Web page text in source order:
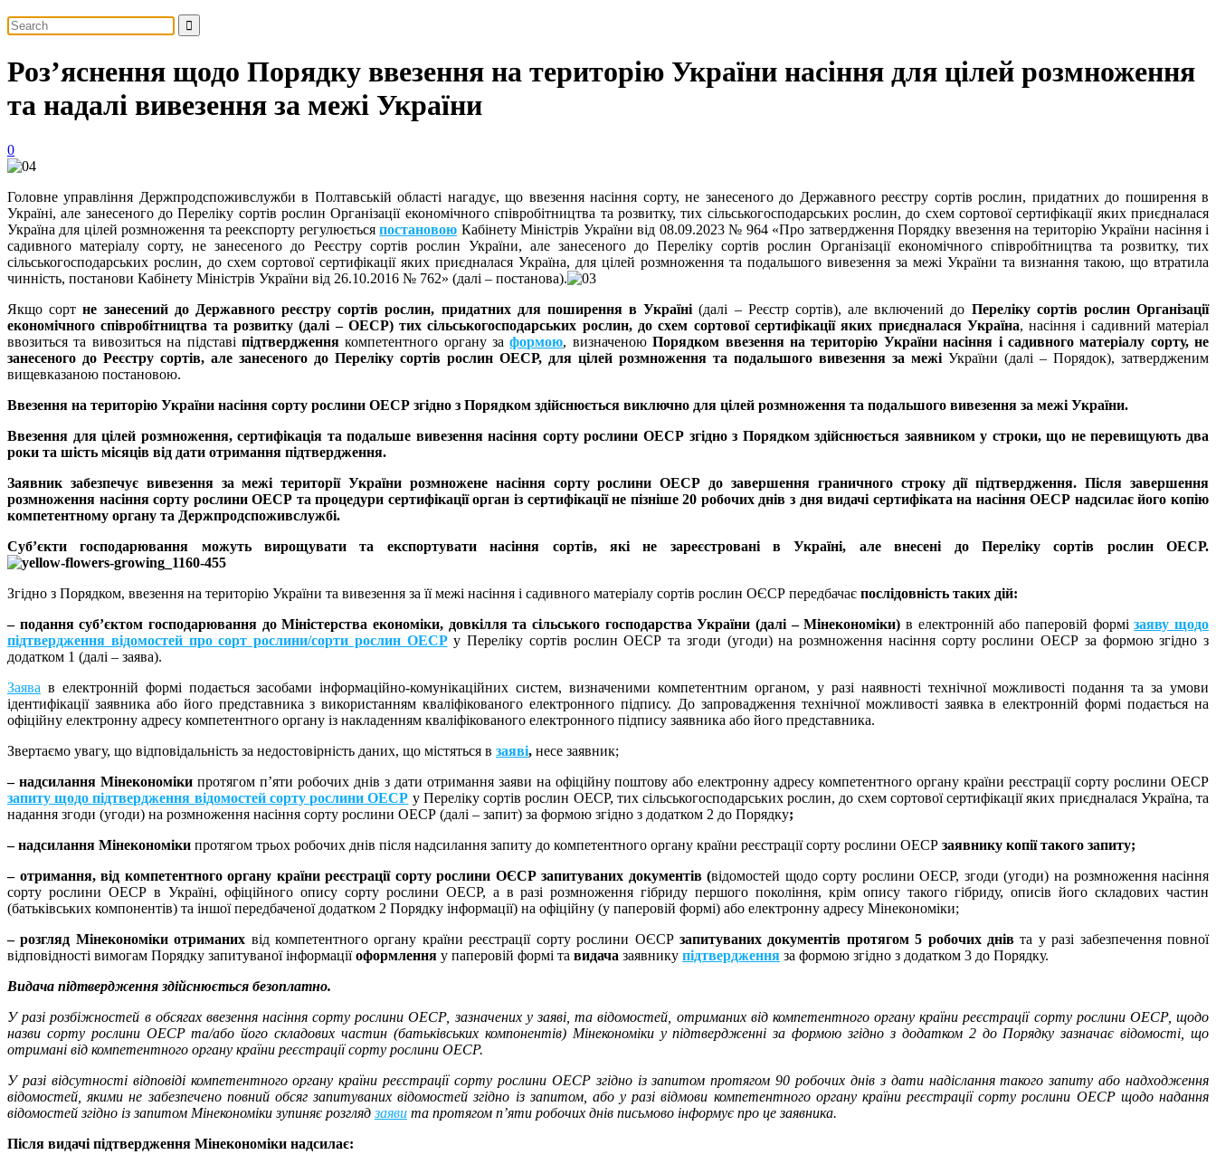
Роз’яснення щодо Порядку ввезення на територію України насіння для цілей розмноження
та надалі вивезення за межі України
0
Головне управління Держпродспоживслужби в Полтавській області нагадує, що ввезення насіння cорту, не занесеного до Державного реєстру сортів рослин, придатних до поширення в
Україні, але занесеного до Переліку сортів рослин Організації економічного співробітництва та розвитку, тих сільськогосподарських рослин, до схем сортової сертифікації яких приєдналася
Україна для цілей розмноження та реекспорту регулюєтьсяпостановою Кабінету Міністрів України від 08.09.2023 № 964 «Про затвердження Порядку ввезення на територію України насіння і
садивного матеріалу сорту, не занесеного до Реєстру сортів рослин України, але занесеного до Переліку сортів рослин Організації економічного співробітництва та розвитку, тих
сільськогосподарських рослин, до схем сортової сертифікації яких приєдналася Україна, для цілей розмноження та подальшого вивезення за межі України та визнання такою, що втратила
чинність, постанови Кабінету Міністрів України від 26.10.2016 № 762» (далі – постанова).
Якщо сортне занесений до Державного реєстру сортів рослин, придатних для поширення в Україні(далі – Реєстр сортів), але включений до Переліку сортів рослин Організації
економічного співробітництва та розвитку (далі – ОЕСР) тих сільськогосподарських рослин, до схем сортової сертифікації яких приєдналася Україна, насіння і садивний матеріал
ввозиться та вивозиться на підставі підтвердженнякомпетентного органу заформою, визначеноюПорядком ввезення на територію України насіння і садивного матеріалу сорту, не
занесеного до Реєстру сортів, але занесеного до Переліку сортів рослин ОЕСР, для цілей розмноження та подальшого вивезення за межі України (далі – Порядок), затвердженим
вищевказаною постановою.
Ввезення на територію України насіння сорту рослини ОЕСР згідно з Порядком здійснюється виключно для цілей розмноження та подальшого вивезення за межі України.
Ввезення для цілей розмноження, сертифікація та подальше вивезення насіння сорту рослини ОЕСР згідно з Порядком здійснюється заявником у строки, що не перевищують два
роки та шість місяців від дати отримання підтвердження.
Заявник забезпечує вивезення за межі території України розмножене насіння сорту рослини ОЕСР до завершення граничного строку дії підтвердження. Після завершення
розмноження насіння сорту рослини ОЕСР та процедури сертифікації орган із сертифікації не пізніше 20 робочих днів з дня видачі сертифіката на насіння ОЕСР надсилає його копію
компетентному органу та Держпродспоживслужбі.
Суб’єкти господарювання можуть вирощувати та експортувати насіння сортів, які не зареєстровані в Україні, але внесені до Переліку сортів рослин ОЕСР.
Згідно з Порядком, ввезення на територію України та вивезення за її межі насіння і садивного матеріалу сортів рослин ОЄСР передбачає послідовність таких дій:
– подання суб’єктом господарювання до Міністерства економіки, довкілля та сільського господарства України (далі – Мінекономіки) в електронній або паперовій формізаяву щодо
підтвердження відомостей про сорт рослини/сорти рослин ОЕСРу Переліку сортів рослин ОЕСР та згоди (угоди) на розмноження насіння сорту рослини ОЕСР за формою згідно з
додатком 1 (далі – заява).
Заява в електронній формі подається засобами інформаційно-комунікаційних систем, визначеними компетентним органом, у разі наявності технічної можливості подання та за умови
ідентифікації заявника або його представника з використанням кваліфікованого електронного підпису. До запровадження технічної можливості заявка в електронній формі подається на
офіційну електронну адресу компетентного органу із накладенням кваліфікованого електронного підпису заявника або його представника.
Звертаємо увагу, що відповідальність за недостовірність даних, що містяться в заяві, несе заявник;
– надсилання Мінекономікипротягом п’яти робочих днів з дати отримання заяви на офіційну поштову або електронну адресу компетентного органу країни реєстрації сорту рослини ОЕСР
запиту щодо підтвердження відомостей сорту рослини ОЕСР у Переліку сортів рослин ОЕСР, тих сільськогосподарських рослин, до схем сортової сертифікації яких приєдналася Україна, та
надання згоди (угоди) на розмноження насіння сорту рослини ОЕСР (далі – запит) за формою згідно з додатком 2 до Порядку;
–надсилання Мінекономіки протягом трьох робочих днів після надсилання запиту до компетентного органу країни реєстрації сорту рослини ОЕСР заявнику копії такого запиту;
– отримання, від компетентного органу країни реєстрації сорту рослини ОЄСР запитуваних документів (відомостей щодо сорту рослини ОЕСР, згоди (угоди) на розмноження насіння
сорту рослини ОЕСР в Україні, офіційного опису сорту рослини ОЕСР, а в разі розмноження гібриду першого покоління, крім опису такого гібриду, описів його складових частин
(батьківських компонентів) та іншої передбаченої додатком 2 Порядку інформації) на офіційну (у паперовій формі) або електронну адресу Мінекономіки;
–розгляд Мінекономіки отриманих від компетентного органу країни реєстрації сорту рослини ОЄСР запитуваних документів протягом 5 робочих днівта у разі забезпечення повної
відповідності вимогам Порядку запитуваної інформаціїоформлення у паперовій формі та видача заявнику підтвердження за формою згідно з додатком 3 до Порядку.
Видача підтвердження здійснюється безоплатно.
У разі розбіжностей в обсягах ввезення насіння сорту рослини ОЕСР, зазначених у заяві, та відомостей, отриманих від компетентного органу країни реєстрації сорту рослини ОЕСР, щодо
назви сорту рослини ОЕСР та/або його складових частин (батьківських компонентів) Мінекономіки у підтвердженні за формою згідно з додатком 2 до Порядку зазначає відомості, що
отримані від компетентного органу країни реєстрації сорту рослини ОЕСР.
У разі відсутності відповіді компетентного органу країни реєстрації сорту рослини ОЕСР згідно із запитом протягом 90 робочих днів з дати надіслання такого запиту або надходження
відомостей, якими не забезпечено повний обсяг запитуваних відомостей згідно із запитом, або у разі відмови компетентного органу країни реєстрації сорту рослини ОЕСР щодо надання
відомостей згідно із запитом Мінекономіки зупиняє розгляд заяви та протягом п’яти робочих днів письмово інформує про це заявника.
Після видачі підтвердження Мінекономіки надсилає: